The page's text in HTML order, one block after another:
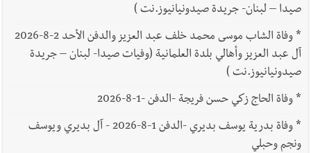
صيدا – لبنان- جريدة صيدونيانيوز.نت )
*
وفاة الشاب موسى محمد خلف عبد العزيز والدفن الأحد 2-8-2026
آل عبد العزيز وأهالي بلدة العلمانية (وفيات صيدا- لبنان – جريدة
صيدونيانيوز.نت )
*وفاة الحاج زكي حسن فريجة -الدفن -1-8-2026
*
وفاة بدرية يوسف بديري -الدفن 1-8-2026 - آل بديري ويوسف
ونجم وحبلي